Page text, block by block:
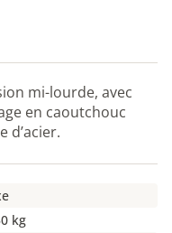
mi-lourde, avec
en caoutchouc
d’acier.
kg